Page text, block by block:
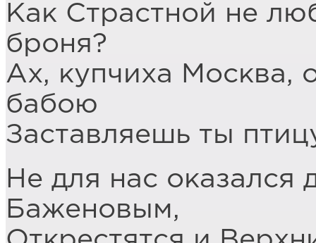
Как Страстной не
броня?
Ах, купчиха Москва,
бабою
Заставляешь ты
Не для нас оказался
Баженовым,